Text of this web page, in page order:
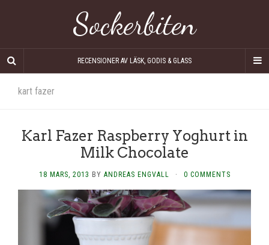
Sockerbiten
RECENSIONER AV LÄSK, GODIS & GLASS
kart fazer
Karl Fazer Raspberry Yoghurt in
Milk Chocolate
18 MARS, 2013 BY ANDREAS ENGVALL · 0 COMMENTS